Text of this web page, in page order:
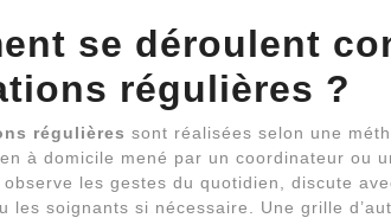
se déroulent
régulières ?
régulières sont réalisées selon une
à domicile mené par un coordinateur ou
observe les gestes du quotidien, discute
les soignants si nécessaire. Une grille